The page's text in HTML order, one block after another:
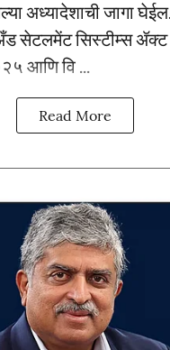
अध्यादेशाची जागा
अँड सेटलमेंट सिस्टीम्स
आणि वि ...
Read More